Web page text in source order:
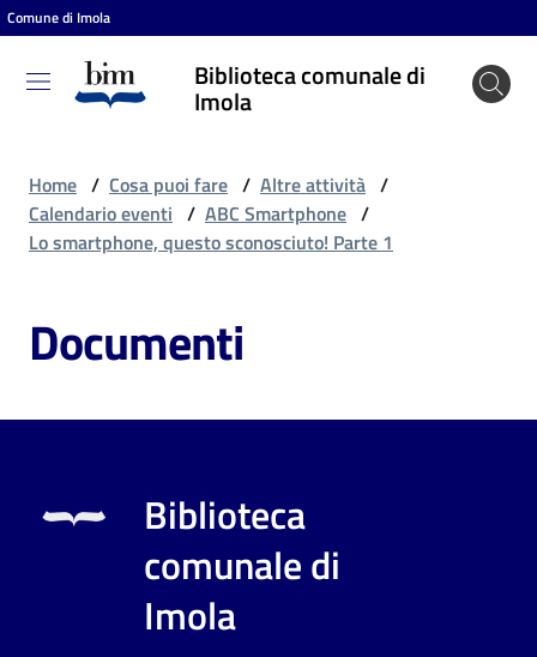
Vai al contenuto
Vai alla navigazione
Vai al footer
Comune di Imola
Biblioteca comunale di
Imola
Biblioteca
comunale
Cosa
fare
Scopri
Home / Cosa puoi fare / Altre attività /
Calendario eventi / ABC Smartphone /
Lo smartphone, questo sconosciuto! Parte 1
Documenti
Biblioteca
comunale di
Imola